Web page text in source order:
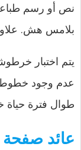
نص أو رسم
بلامس هش.
يتم اختبار
عدم وجود
طوال فترة حياة
عائد صفحة